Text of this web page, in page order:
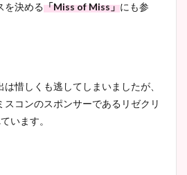
を決める「Miss of Miss」にも参
惜しくも逃してしまいましたが、
スコンのスポンサーであるリゼクリ
います。